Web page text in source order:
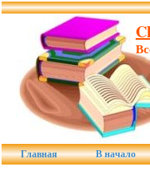
Главная В начало